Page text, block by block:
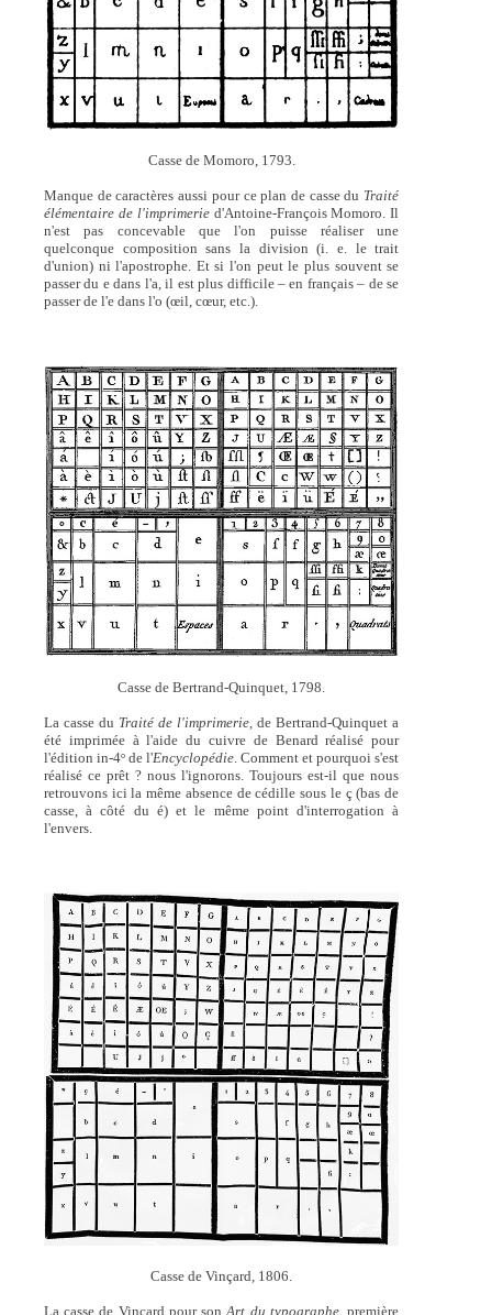
Casse de Momoro, 1793.
Manque de caractères aussi pour ce plan de casse du Traité
élémentaire de l'imprimeried'Antoine-François Momoro. Il
n'est pas concevable que l'on puisse réaliser une
quelconque composition sans la division (i. e. le trait
d'union) ni l'apostrophe. Et si l'on peut le plus souvent se
passer du e dans l'a, il est plus difficile – en français – de se
passer de l'e dans l'o (œil, cœur, etc.).
Casse de Bertrand-Quinquet, 1798.
La casse du Traité de l'imprimerie, de Bertrand-Quinquet a
été imprimée à l'aide du cuivre de Benard réalisé pour
l'édition in-4o de l'Encyclopédie . Comment et pourquoi s'est
réalisé ce prêt ? nous l'ignorons. Toujours est-il que nous
retrouvons ici la même absence de cédille sous le ç (bas de
casse, à côté du é) et le même point d'interrogation à
l'envers.
Casse de Vinçard, 1806.
La casse de Vinçard pour sonArt du typographe, première